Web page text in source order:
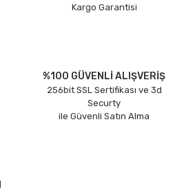
Kargo Garantisi
%100 GÜVENLİ ALIŞVERİŞ
256bit SSL Sertifikası ve 3d
Securty
ile Güvenli Satın Alma